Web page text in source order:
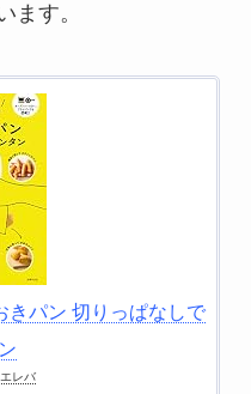
ます。
きパン 切りっぱなしで
レバ